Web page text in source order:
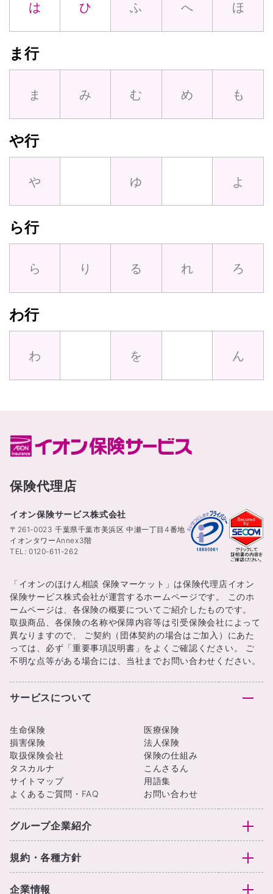
は ひ ふ へ ほ
ま行
ま み む め も
や行
や ゆ よ
ら行
ら り る れ ろ
わ行
わ を ん
保険代理店
イオン保険サービス株式会社
〒261-0023 千葉県千葉市美浜区 中瀬一丁目4番地
イオンタワーAnnex3階
TEL: 0120-611-262
「イオンのほけん相談 保険マーケット」は保険代理店イオン
保険サービス株式会社が運営するホームページです。 このホ
ームページは、各保険の概要についてご紹介したものです。
取扱商品、各保険の名称や保障内容等は引受保険会社によって
異なりますので、 ご契約（団体契約の場合はご加入）にあた
っては、必ず「重要事項説明書」をよくご確認ください。 ご
不明な点等がある場合には、当社までお問い合わせください。
サービスについて
生命保険
医療保険
損害保険
法人保険
取扱保険会社
保険の仕組み
タスカルナ
こんさるん
サイトマップ
用語集
よくあるご質問・FAQ
お問い合わせ
グループ企業紹介
規約・各種方針
企業情報